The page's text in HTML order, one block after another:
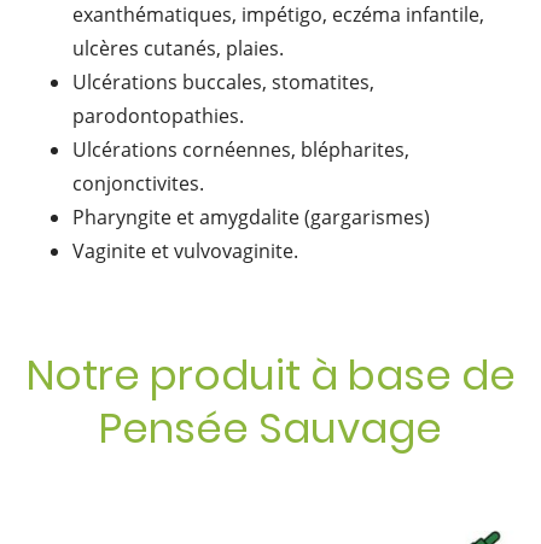
exanthématiques, impétigo, eczéma infantile,
ulcères cutanés, plaies.
Ulcérations buccales, stomatites,
parodontopathies.
Ulcérations cornéennes, blépharites,
conjonctivites.
Pharyngite et amygdalite (gargarismes)
Vaginite et vulvovaginite.
Notre produit à base de
Pensée Sauvage